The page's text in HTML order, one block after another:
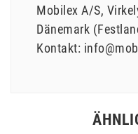
Mobilex A/S
Dänemark
Kontakt: